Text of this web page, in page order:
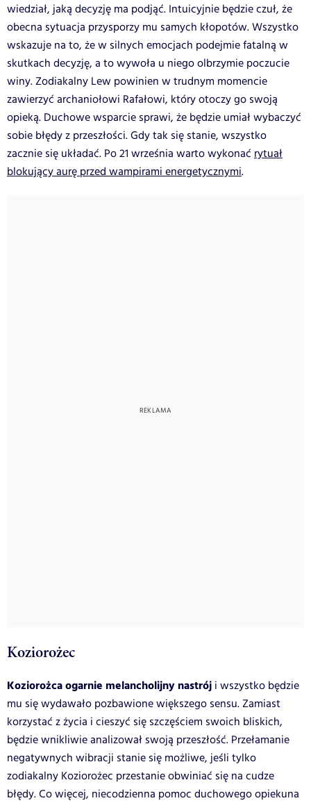
wiedział, jaką decyzję ma podjąć. Intuicyjnie będzie czuł, że
obecna sytuacja przysporzy mu samych kłopotów. Wszystko
wskazuje na to, że w silnych emocjach podejmie fatalną w
skutkach decyzję, a to wywoła u niego olbrzymie poczucie
winy. Zodiakalny Lew powinien w trudnym momencie
zawierzyć archaniołowi Rafałowi, który otoczy go swoją
opieką. Duchowe wsparcie sprawi, że będzie umiał wybaczyć
sobie błędy z przeszłości. Gdy tak się stanie, wszystko
zacznie się układać. Po 21 września warto wykonać rytuał
blokujący aurę przed wampirami energetycznymi.
Koziorożec
Koziorożca ogarnie melancholijny nastrój i wszystko będzie
mu się wydawało pozbawione większego sensu. Zamiast
korzystać z życia i cieszyć się szczęściem swoich bliskich,
będzie wnikliwie analizował swoją przeszłość. Przełamanie
negatywnych wibracji stanie się możliwe, jeśli tylko
zodiakalny Koziorożec przestanie obwiniać się na cudze
błędy. Co więcej, niecodzienna pomoc duchowego opiekuna